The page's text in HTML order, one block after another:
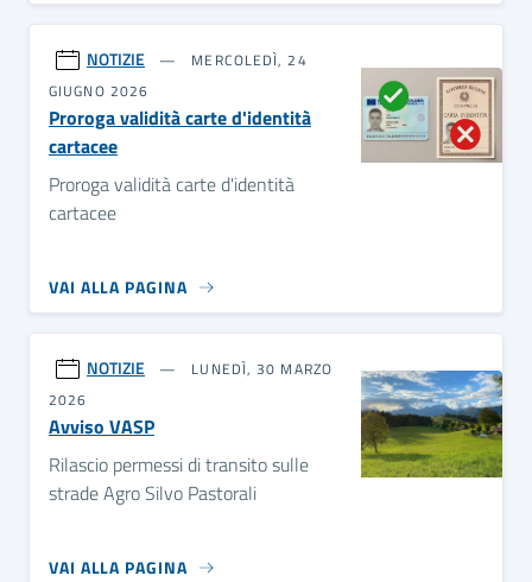
NOTIZIE
MERCOLEDÌ, 24
GIUGNO 2026
Proroga validità carte d'identità
cartacee
Proroga validità carte d'identità
cartacee
VAI ALLA PAGINA
NOTIZIE
LUNEDÌ, 30 MARZO
2026
Avviso VASP
Rilascio permessi di transito sulle
strade Agro Silvo Pastorali
VAI ALLA PAGINA